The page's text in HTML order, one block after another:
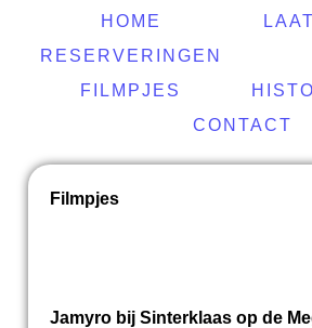
HOME
RESERVERINGEN
FILMPJES
CONTACT
Filmpjes
Jamyro bij Sinterklaas op de